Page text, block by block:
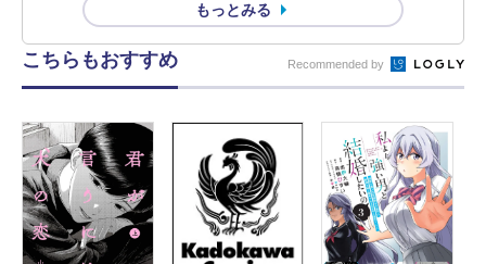
もっとみる
こちらもおすすめ Recommended by